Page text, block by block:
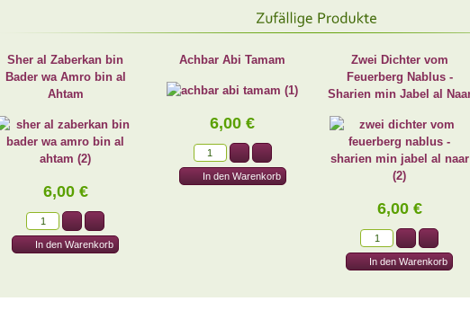
Sher al Zaberkan bin
Bader wa Amro bin al
Ahtam
6,00 €
Achbar Abi Tamam
6,00 €
Zwei Dichter vom
Feuerberg Nablus -
Sharien min Jabel al
6,00 €